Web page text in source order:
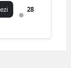
28